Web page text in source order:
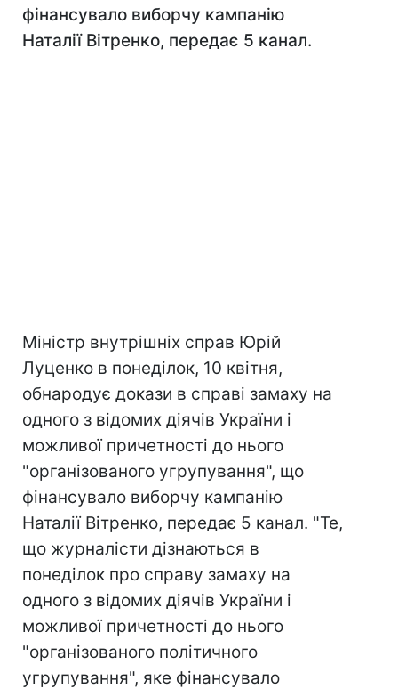
фінансувало виборчу кампанію
Наталії Вітренко, передає 5 канал.
Міністр внутрішніх справ Юрій
Луценко в понеділок, 10 квітня,
обнародує докази в справі замаху на
одного з відомих діячів України і
можливої причетності до нього
"організованого угрупування", що
фінансувало виборчу кампанію
Наталії Вітренко, передає 5 канал. "Те,
що журналісти дізнаються в
понеділок про справу замаху на
одного з відомих діячів України і
можливої причетності до нього
"організованого політичного
угрупування", яке фінансувало